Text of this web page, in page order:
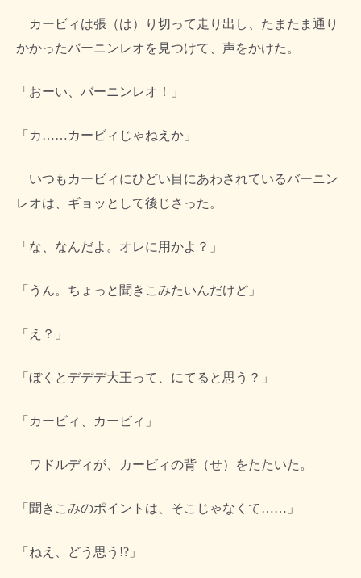
カービィは張（は）り切って走り出し、たまたま通り
かかったバーニンレオを見つけて、声をかけた。
「おーい、バーニンレオ！」
「カ……カービィじゃねえか」
いつもカービィにひどい目にあわされているバーニン
レオは、ギョッとして後じさった。
「な、なんだよ。オレに用かよ？」
「うん。ちょっと聞きこみたいんだけど」
「え？」
「ぼくとデデデ大王って、にてると思う？」
「カービィ、カービィ」
ワドルディが、カービィの背（せ）をたたいた。
「聞きこみのポイントは、そこじゃなくて……」
「ねえ、どう思う!?」